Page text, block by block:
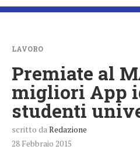
LAVORO
Premiate al
migliori App
studenti
scritto da Redazione
28 Febbraio 2015